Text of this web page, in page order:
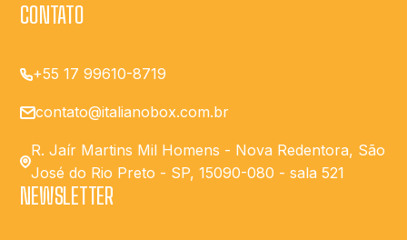
CONTATO
+55 17 99610-8719
contato@italianobox.com.br
R. Jaír Martins Mil Homens - Nova Redentora, São
José do Rio Preto - SP, 15090-080 - sala 521
NEWSLETTER